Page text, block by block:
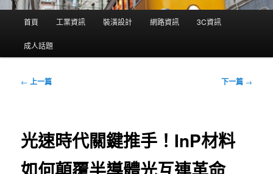
單
首頁 工業資訊 裝潢設計 網路資訊 3C資訊
成人話題
文
← 上一篇 下一篇 →
光速時代關鍵推手！InP材料